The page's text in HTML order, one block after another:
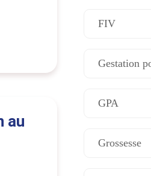
au
FIV
Gestation
GPA
Grossesse